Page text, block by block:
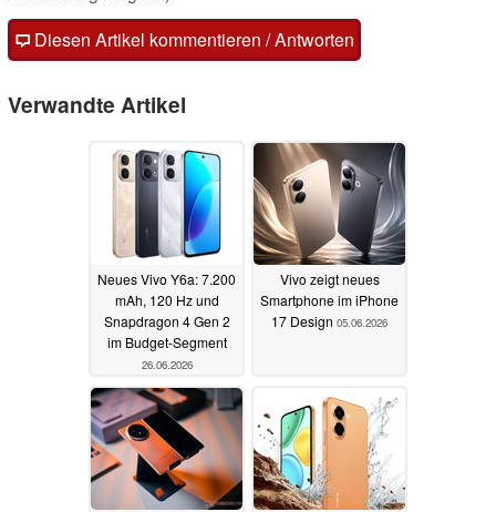
Diesen Artikel kommentieren / Antworten
Verwandte Artikel
Neues Vivo Y6a: 7.200
mAh, 120 Hz und
Snapdragon 4 Gen 2
im Budget-Segment
26.06.2026
Vivo zeigt neues
Smartphone im iPhone
17 Design 05.06.2026